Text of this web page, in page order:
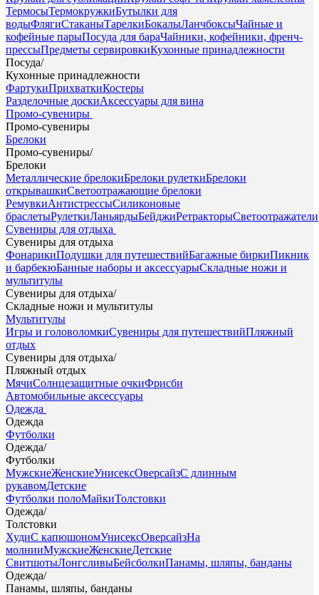
ТермосыТермокружкиБутылки для
водыФлягиСтаканыТарелкиБокалыЛанчбоксыЧайные и
кофейные парыПосуда для бараЧайники, кофейники, френч-
прессыПредметы сервировкиКухонные принадлежности
Посуда/
Кухонные принадлежности
ФартукиПрихваткиКостеры
Разделочные доскиАксессуары для вина
Промо-сувениры
Промо-сувениры
Брелоки
Промо-сувениры/
Брелоки
Металлические брелокиБрелоки рулеткиБрелоки
открывашкиСветоотражающие брелоки
РемувкиАнтистрессыСиликоновые
браслетыРулеткиЛаньярдыБейджиРетракторыСветоотражатели
Сувениры для отдыха
Сувениры для отдыха
ФонарикиПодушки для путешествийБагажные биркиПикник
и барбекюБанные наборы и аксессуарыСкладные ножи и
мультитулы
Сувениры для отдыха/
Складные ножи и мультитулы
Мультитулы
Игры и головоломкиСувениры для путешествийПляжный
отдых
Сувениры для отдыха/
Пляжный отдых
МячиСолнцезащитные очкиФрисби
Автомобильные аксессуары
Одежда
Одежда
Футболки
Одежда/
Футболки
МужскиеЖенскиеУнисексОверсайзС длинным
рукавомДетские
Футболки полоМайкиТолстовки
Одежда/
Толстовки
ХудиС капюшономУнисексОверсайзНа
молнииМужскиеЖенскиеДетские
СвитшотыЛонгсливыБейсболкиПанамы, шляпы, банданы
Одежда/
Панамы, шляпы, банданы